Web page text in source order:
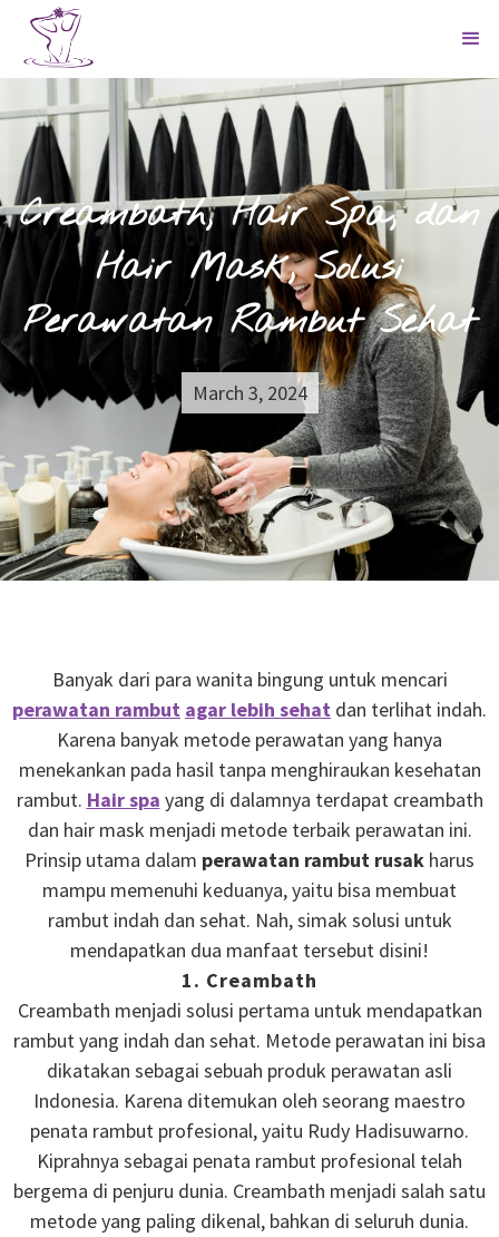
Creambath, Hair Spa, dan
Hair Mask, Solusi
Perawatan Rambut Sehat
March 3, 2024
Banyak dari para wanita bingung untuk mencari
perawatan rambut agar lebih sehat dan terlihat indah.
Karena banyak metode perawatan yang hanya
menekankan pada hasil tanpa menghiraukan kesehatan
rambut. Hair spa yang di dalamnya terdapat creambath
dan hair mask menjadi metode terbaik perawatan ini.
Prinsip utama dalam perawatan rambut rusak harus
mampu memenuhi keduanya, yaitu bisa membuat
rambut indah dan sehat. Nah, simak solusi untuk
mendapatkan dua manfaat tersebut disini!
1. Creambath
Creambath menjadi solusi pertama untuk mendapatkan
rambut yang indah dan sehat. Metode perawatan ini bisa
dikatakan sebagai sebuah produk perawatan asli
Indonesia. Karena ditemukan oleh seorang maestro
penata rambut profesional, yaitu Rudy Hadisuwarno.
Kiprahnya sebagai penata rambut profesional telah
bergema di penjuru dunia. Creambath menjadi salah satu
metode yang paling dikenal, bahkan di seluruh dunia.